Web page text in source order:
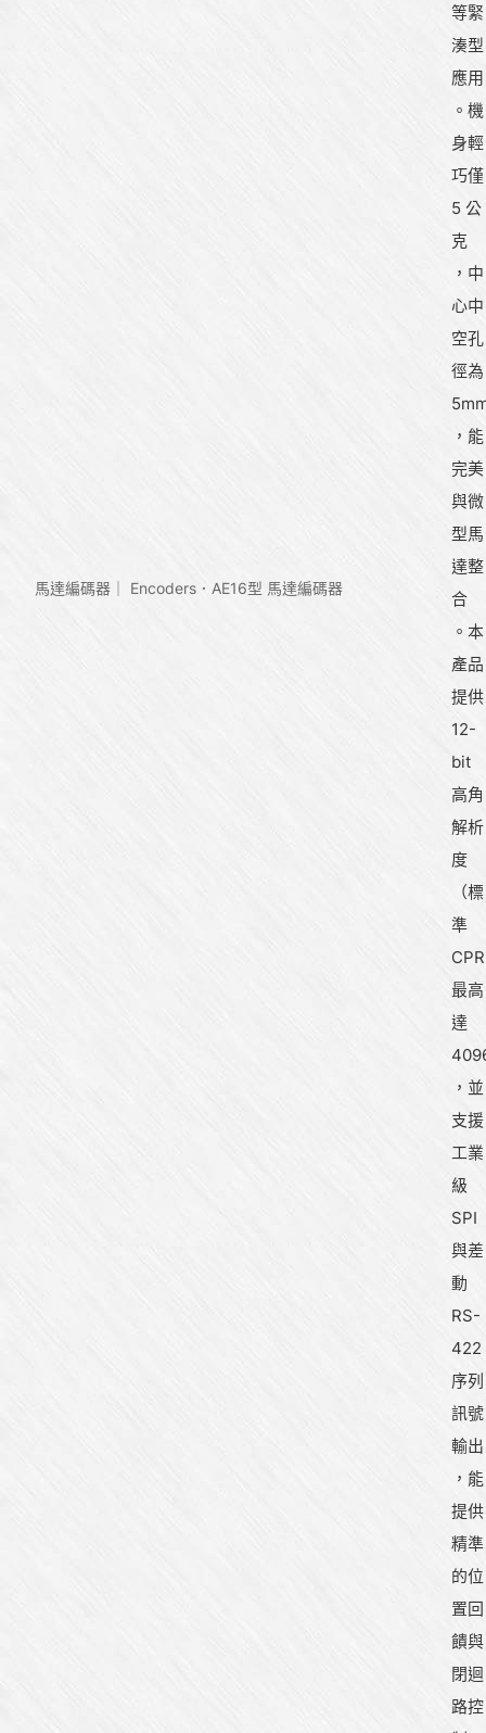
馬達編碼器｜ Encoders AE16型 馬達編碼器
等緊
湊型
應用
。機
身輕
巧僅
5 公
克
，中
心中
空孔
徑為
，能
完美
與微
型馬
達整
合
。本
產品
提供
12-
bit
高角
解析
度
（標
準
CPR
最高
達
，並
支援
工業
級
SPI
與差
動
RS-
422
序列
訊號
輸出
，能
提供
精準
的位
置回
饋與
閉迴
路控